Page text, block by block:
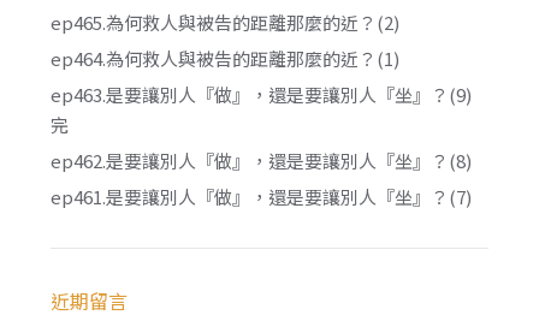
ep465.為何救人與被告的距離那麼的近？(2)
ep464.為何救人與被告的距離那麼的近？(1)
ep463.是要讓別人『做』，還是要讓別人『坐』？(9)
完
ep462.是要讓別人『做』，還是要讓別人『坐』？(8)
ep461.是要讓別人『做』，還是要讓別人『坐』？(7)
近期留言